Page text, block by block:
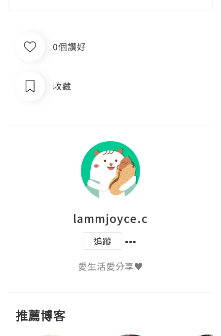
0個讚好
收藏
lammjoyce.c
追蹤
愛生活愛分享♥️
推薦博客